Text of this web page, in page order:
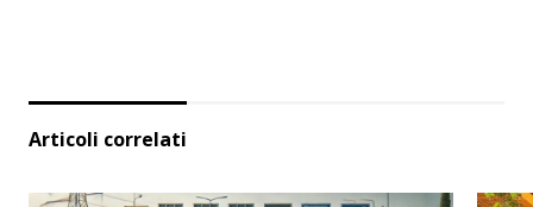
Articoli correlati